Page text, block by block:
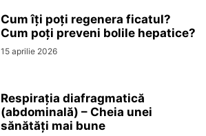
Cum îți poți regenera ficatul?
Cum poți preveni bolile hepatice?
15 aprilie 2026
Respirația diafragmatică
(abdominală) – Cheia unei
sănătăți mai bune